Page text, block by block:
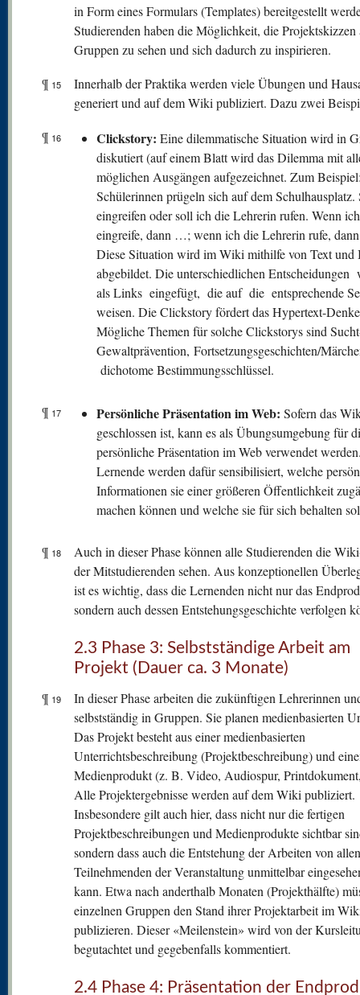
in Form eines Formulars (Templates) bereitgestellt
Studierenden haben die Möglichkeit, die Projektskizzen
Gruppen zu sehen und sich dadurch zu inspirieren.
¶ 15
Innerhalb der Praktika werden viele Übungen und
generiert und auf dem Wiki publiziert. Dazu zwei
¶ 16 Clickstory: Eine dilemmatische Situation wird in
diskutiert (auf einem Blatt wird das Dilemma mit
möglichen Ausgängen aufgezeichnet. Zum
Schülerinnen prügeln sich auf dem
eingreifen oder soll ich die Lehrerin rufen. Wenn ich
eingreife, dann …; wenn ich die Lehrerin rufe,
Diese Situation wird im Wiki mithilfe von Text und
abgebildet. Die unterschiedlichen
als Links eingefügt, die auf die entsprechende
weisen. Die Clickstory fördert das Hypertext-
Mögliche Themen für solche Clickstorys sind
Gewaltprävention, Fortsetzungsgeschichten/
dichotome Bestimmungsschlüssel.
¶ 17 Persönliche Präsentation im Web: Sofern das
geschlossen ist, kann es als Übungsumgebung für
persönliche Präsentation im Web verwendet
Lernende werden dafür sensibilisiert, welche
Informationen sie einer größeren Öffentlichkeit
machen können und welche sie für sich behalten
¶ 18
Auch in dieser Phase können alle Studierenden die
der Mitstudierenden sehen. Aus konzeptionellen
ist es wichtig, dass die Lernenden nicht nur das
sondern auch dessen Entstehungsgeschichte verfolgen
2.3 Phase 3: Selbstständige Arbeit am
Projekt (Dauer ca. 3 Monate)
¶ 19
In dieser Phase arbeiten die zukünftigen Lehrerinnen
selbstständig in Gruppen. Sie planen medienbasierten
Das Projekt besteht aus einer medienbasierten
Unterrichtsbeschreibung (Projektbeschreibung) und
Medienprodukt (z. B. Video, Audiospur,
Alle Projektergebnisse werden auf dem Wiki publiziert.
Insbesondere gilt auch hier, dass nicht nur die fertigen
Projektbeschreibungen und Medienprodukte sichtbar
sondern dass auch die Entstehung der Arbeiten von allen
Teilnehmenden der Veranstaltung unmittelbar
kann. Etwa nach anderthalb Monaten (Projekthälfte)
einzelnen Gruppen den Stand ihrer Projektarbeit im
publizieren. Dieser «Meilenstein» wird von der
begutachtet und gegebenfalls kommentiert.
2.4 Phase 4: Präsentation der